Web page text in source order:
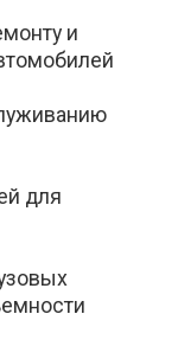
и
для